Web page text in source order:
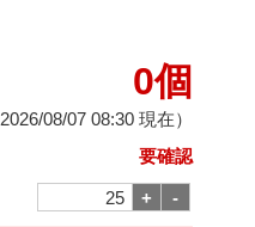
0個
2026/08/07 08:30 現在）
要確認